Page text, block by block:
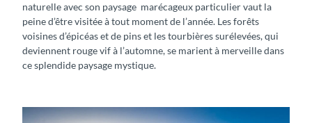
naturelle avec son paysage marécageux particulier vaut la
peine d’être visitée à tout moment de l’année. Les forêts
voisines d’épicéas et de pins et les tourbières surélevées, qui
deviennent rouge vif à l’automne, se marient à merveille dans
ce splendide paysage mystique.